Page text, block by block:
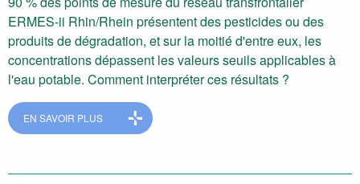
ERMES-ii Rhin/Rhein présentent des pesticides ou des
produits de dégradation, et sur la moitié d'entre eux, les
concentrations dépassent les valeurs seuils applicables à
l'eau potable. Comment interpréter ces résultats ?
EN SAVOIR PLUS